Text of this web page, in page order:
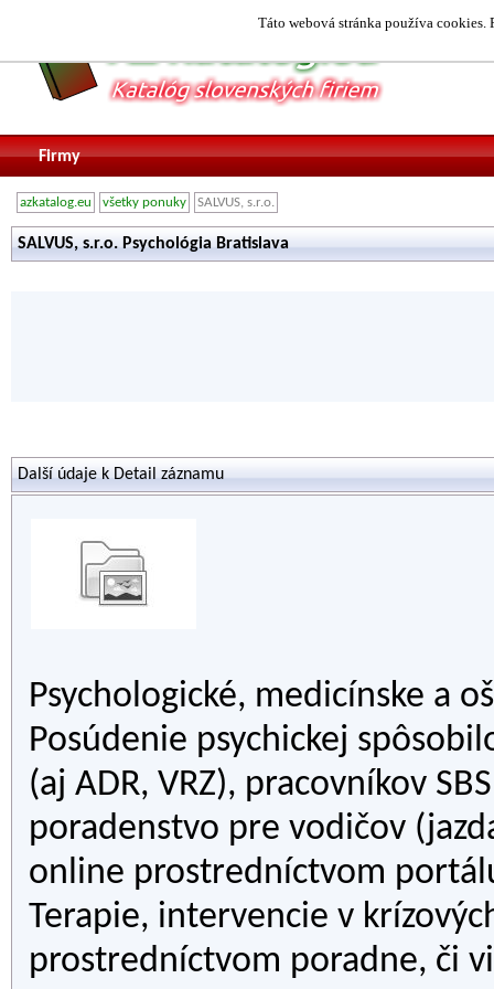
Táto webová stránka používa
Firmy
azkatalog.eu všetky ponuky SALVUS, s.r.o.
SALVUS, s.r.o. Psychológia Bratislava
Další údaje k Detail záznamu
Psychologické, medicínske a
Posúdenie psychickej
(aj ADR, VRZ), pracovníkov
poradenstvo pre vodičov
online prostredníctvom
Terapie, intervencie v
prostredníctvom poradne, či